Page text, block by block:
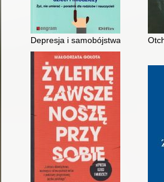
Depresja i samobójstwa dzieci i